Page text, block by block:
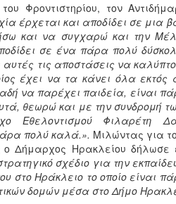
Φροντιστηρίου, τον
έρχεται και αποδίδει σε μια
και να συγχαρώ και την
σε ένα πάρα πολύ
τις αποστάσεις να
έχει να τα κάνει όλα εκτός
να παρέχει παιδεία, είναι
θεωρώ και με την συνδρομή
Φιλαρέτη
πολύ καλά.». Μιλώντας για
ο Δήμαρχος Ηρακλείου δήλωσε
σχέδιο για την
στο Ηράκλειο το οποίο είναι
δομών μέσα στο Δήμο